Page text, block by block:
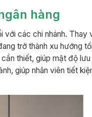
hàng
với các chi nhánh. Thay
trở thành xu hướng
thiết, giúp mật độ
giúp nhân viên tiết